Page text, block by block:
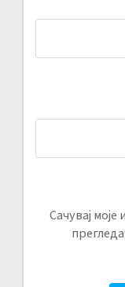
Сачувај